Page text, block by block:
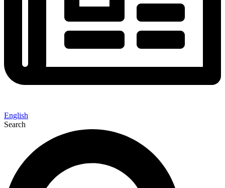
English
Search